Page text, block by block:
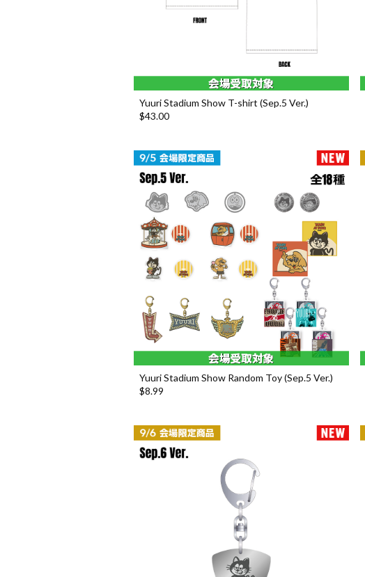
Yuuri Stadium Show T-shirt (Sep.5 Ver.)
$‌43.00
Yuuri Stadium Show Random Toy (Sep.5 Ver.)
$‌8.99